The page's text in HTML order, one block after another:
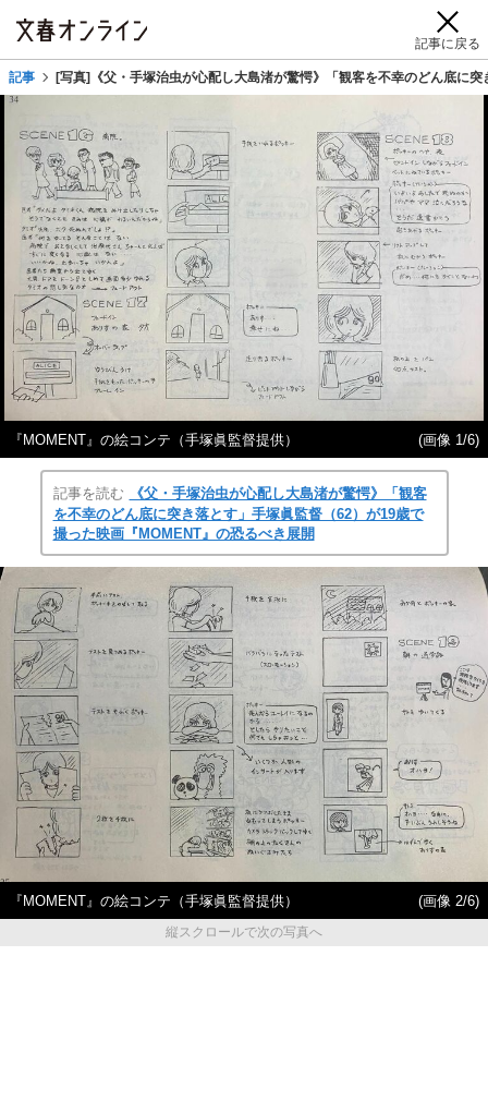
記事に戻る
記事 [写真]《父・手塚治虫が心配し大島渚が驚愕》「観客を不幸のどん底に
『MOMENT』の絵コンテ（手塚眞監督提供） (画像 1/6)
記事を読む
《父・手塚治虫が心配し大島渚が驚愕》「観客
を不幸のどん底に突き落とす」手塚眞監督（62）が19歳で
撮った映画『MOMENT』の恐るべき展開
『MOMENT』の絵コンテ（手塚眞監督提供）
(画像 2/6)
縦スクロールで次の写真へ